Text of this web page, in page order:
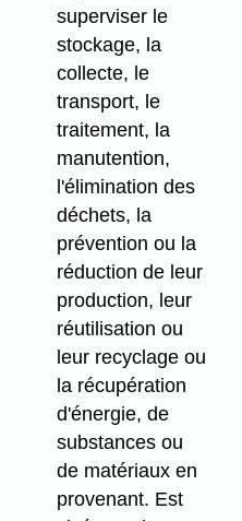
superviser le
stockage, la
collecte, le
transport, le
traitement, la
manutention,
l'élimination des
déchets, la
prévention ou la
réduction de leur
production, leur
réutilisation ou
leur recyclage ou
la récupération
d'énergie, de
substances ou
de matériaux en
provenant. Est